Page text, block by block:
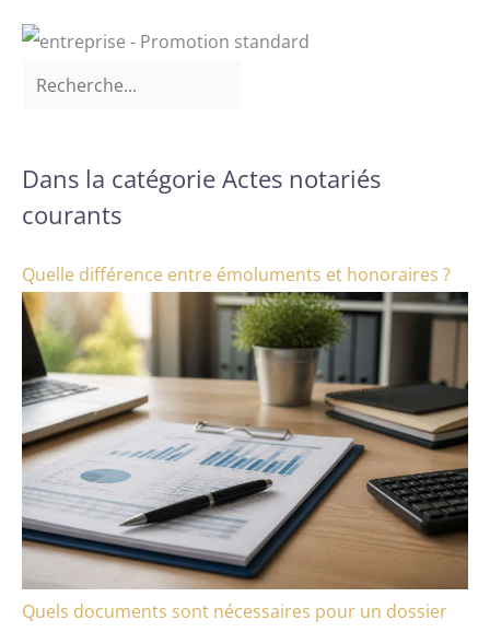
Dans la catégorie Actes notariés
courants
Quelle différence entre émoluments et honoraires ?
Quels documents sont nécessaires pour un dossier